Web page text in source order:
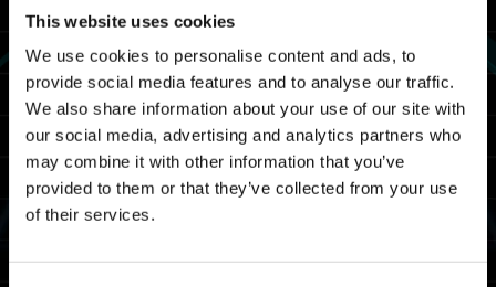
This website uses cookies
We use cookies to personalise content and ads, to
provide social media features and to analyse our traffic.
We also share information about your use of our site with
our social media, advertising and analytics partners who
may combine it with other information that you’ve
provided to them or that they’ve collected from your use
of their services.
メンテナンス日時
以下日時にて『EXOPRIMAL』のメンテナンス作
業を実施いたします。
メンテナンス中はゲームをプレイすることができ
2026/05/20(水) 12:00 JST ～ 2026/05/20(水)
15:00 JST
06:00 UTC